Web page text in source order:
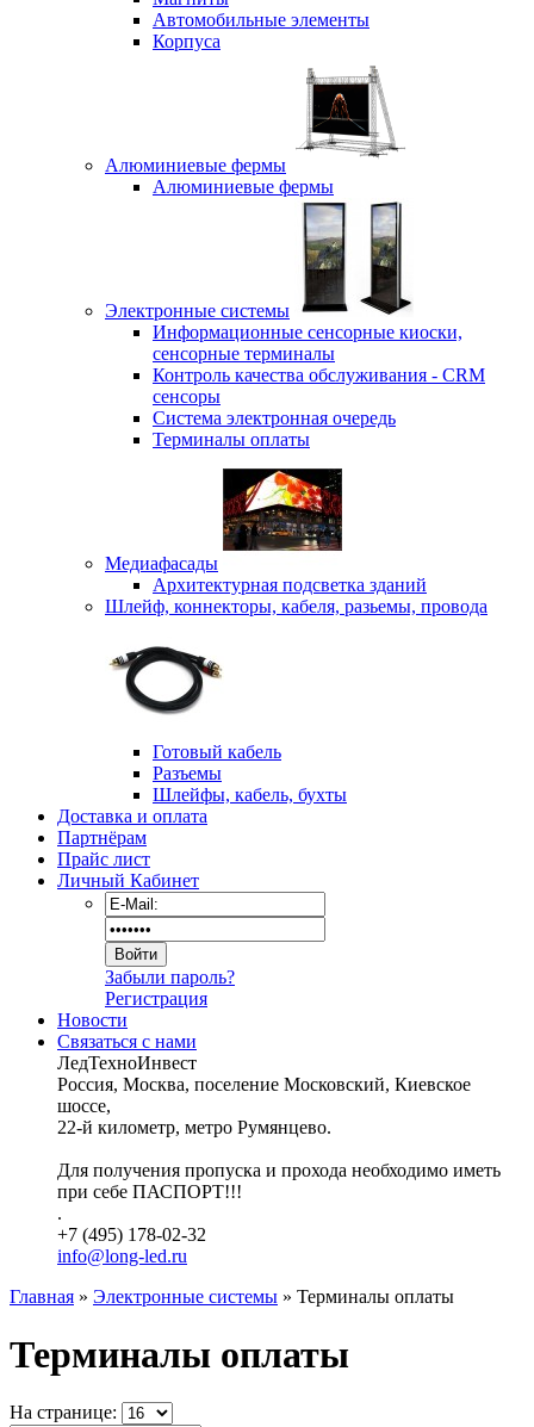
Автомобильные элементы
Корпуса
Алюминиевые фермы
Алюминиевые фермы
Электронные системы
Информационные сенсорные киоски,
сенсорные терминалы
Контроль качества обслуживания - CRM
сенсоры
Система электронная очередь
Терминалы оплаты
Медиафасады
Архитектурная подсветка зданий
Шлейф, коннекторы, кабеля, разьемы, провода
Готовый кабель
Разъемы
Шлейфы, кабель, бухты
Доставка и оплата
Партнёрам
Прайс лист
Личный Кабинет
Забыли пароль?
Регистрация
Новости
Связаться с нами
ЛедТехноИнвест
Россия, Москва, поселение Московский, Киевское
шоссе,
22-й километр, метро Румянцево.
Для получения пропуска и прохода необходимо иметь
при себе ПАСПОРТ!!!
.
+7 (495) 178-02-32
info@long-led.ru
Главная » Электронные системы » Терминалы оплаты
Терминалы оплаты
На странице: